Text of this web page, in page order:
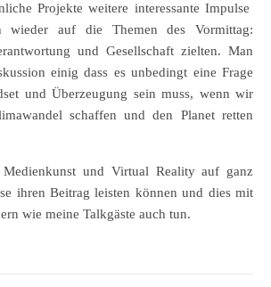
Projekte weitere interessante Impulse
wieder auf die Themen des Vormittag:
und Gesellschaft zielten. Man
einig dass es unbedingt eine Frage
und Überzeugung sein muss, wenn wir
schaffen und den Planet retten
Medienkunst und Virtual Reality auf ganz
ihren Beitrag leisten können und dies mit
wie meine Talkgäste auch tun.